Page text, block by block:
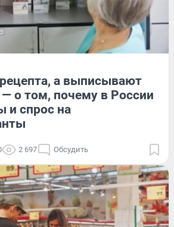
а выписывают
— о том, почему в России
и спрос на
2 697 Обсудить